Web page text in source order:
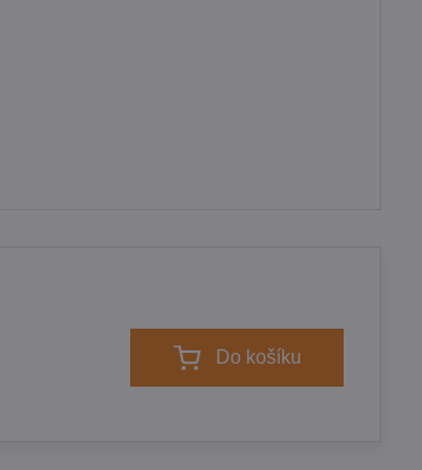
Do košíku